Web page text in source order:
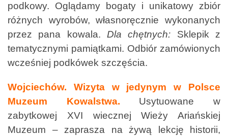
podkowy. Oglądamy bogaty i unikatowy zbiór
różnych wyrobów, własnoręcznie wykonanych
przez pana kowala. Dla chętnych: Sklepik z
tematycznymi pamiątkami. Odbiór zamówionych
wcześniej podkówek szczęścia.
Wojciechów. Wizyta w jedynym w Polsce
Muzeum Kowalstwa. Usytuowane w
zabytkowej XVI wiecznej Wieży Ariańskiej
Muzeum – zaprasza na żywą lekcję historii,